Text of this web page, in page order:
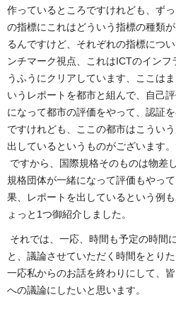
作っているところですけれども、ず
の指標にこれはどういう指標の種類
るんですけど、それぞれの指標につ
ンチマーク視点、これはICTのイン
うふうにクリアしています、ここは
いうレポートを都市と組んで、自己
になって都市の評価をやって、認証
ですけれども、ここの都市はこうい
出しているというものがございます。
ですから、国際規格そのものは物差
規格団体が一緒になって評価もやっ
果、レポートを出しているという例
ょっと1つ御紹介しました。
それでは、一応、時間も予定の時間
と、議論させていただく時間をとり
一応私からのお話を終わりにして、
への議論にしたいと思います。